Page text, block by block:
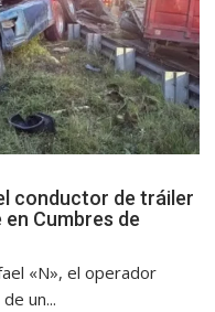
conductor de tráiler
Cumbres de
«N», el operador
un...